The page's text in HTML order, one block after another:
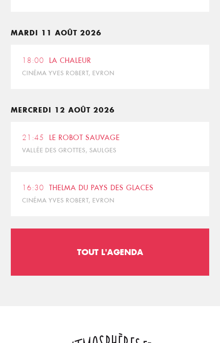
MARDI 11 AOÛT 2026
18:00 LA CHALEUR
CINÉMA YVES ROBERT, EVRON
MERCREDI 12 AOÛT 2026
21:45 LE ROBOT SAUVAGE
VALLÉE DES GROTTES, SAULGES
16:30 THELMA DU PAYS DES GLACES
CINÉMA YVES ROBERT, EVRON
TOUT L'AGENDA